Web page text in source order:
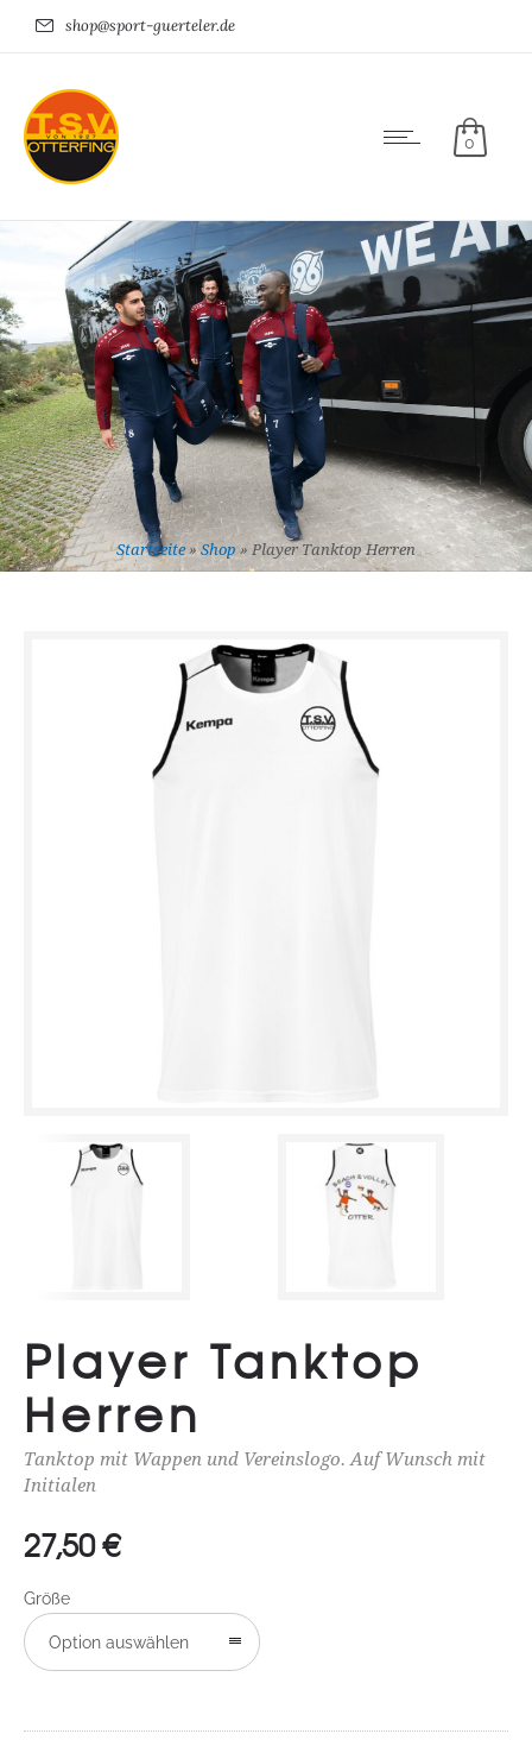
shop@sport-guerteler.de
0
Startseite»Shop » Player Tanktop Herren
Player Tanktop
Herren
Tanktop mit Wappen und Vereinslogo. Auf Wunsch mit
Initialen
27,50€
Größe
Option auswählen